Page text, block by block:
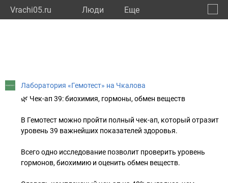
Vrachi05.ru Люди Eще
Лаборатория «Гемотест» на Чкалова
🌿 Чек-ап 39: биохимия, гормоны, обмен веществ
В Гемотест можно пройти полный чек-ап, который отразит
уровень 39 важнейших показателей здоровья.
Всего одно исследование позволит проверить уровень
гормонов, биохимию и оценить обмен веществ.